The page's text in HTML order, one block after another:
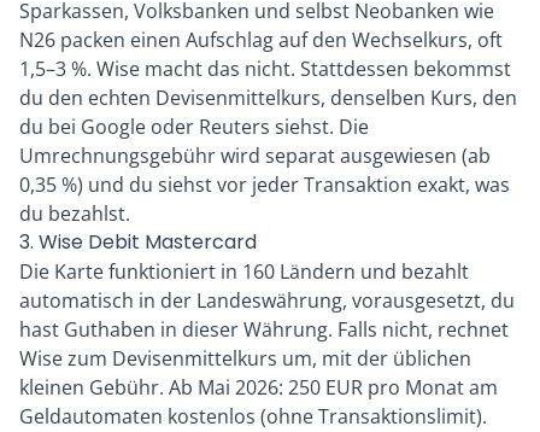
Sparkassen, Volksbanken und selbst Neobanken wie
N26 packen einen Aufschlag auf den Wechselkurs, oft
1,5–3 %. Wise macht das nicht. Stattdessen bekommst
du den echten Devisenmittelkurs, denselben Kurs, den
du bei Google oder Reuters siehst. Die
Umrechnungsgebühr wird separat ausgewiesen (ab
0,35 %) und du siehst vor jeder Transaktion exakt, was
du bezahlst.
3. Wise Debit Mastercard
Die Karte funktioniert in 160 Ländern und bezahlt
automatisch in der Landeswährung, vorausgesetzt, du
hast Guthaben in dieser Währung. Falls nicht, rechnet
Wise zum Devisenmittelkurs um, mit der üblichen
kleinen Gebühr. Ab Mai 2026: 250 EUR pro Monat am
Geldautomaten kostenlos (ohne Transaktionslimit).